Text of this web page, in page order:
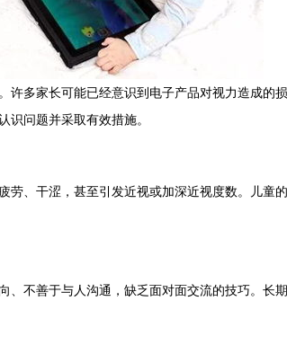
多家长可能已经意识到电子产品对视力造成
问题并采取有效措施。
、干涩，甚至引发近视或加深近视度数。儿童
不善于与人沟通，缺乏面对面交流的技巧。长